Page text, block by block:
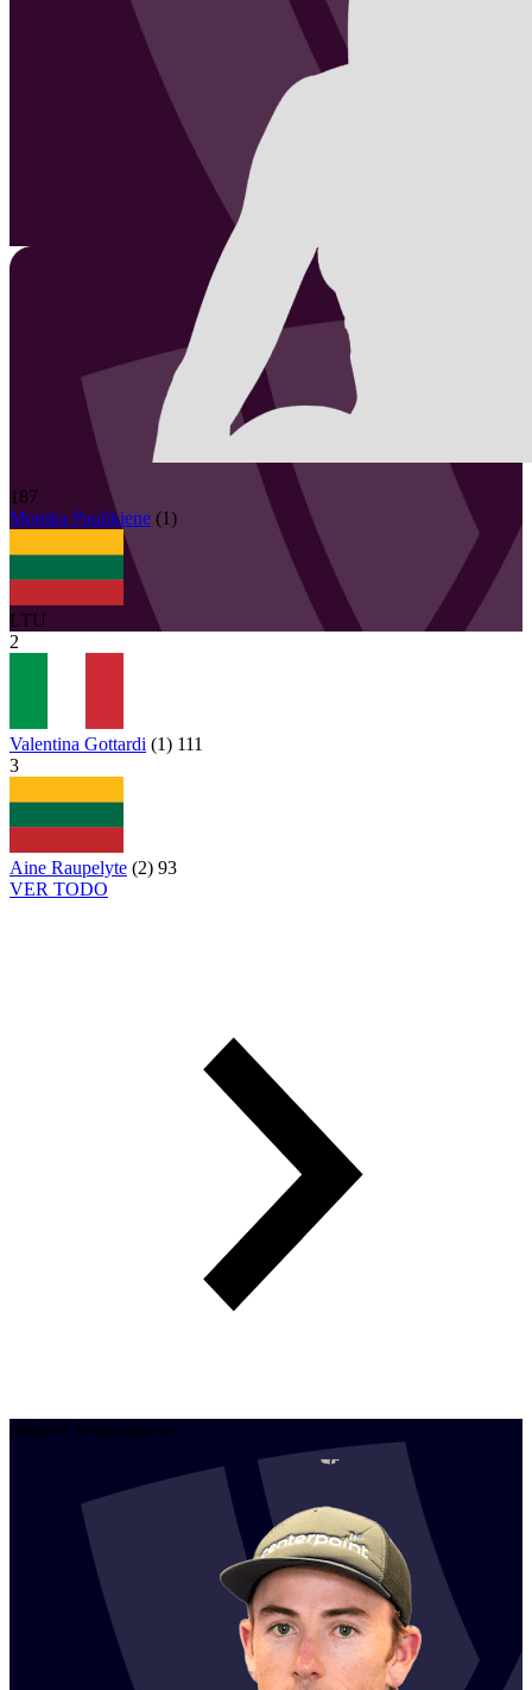
187
Monika Paulikiene (1)
LTU
2
Valentina Gottardi (1) 111
3
Aine Raupelyte (2) 93
VER TODO
Mejores bloqueadores